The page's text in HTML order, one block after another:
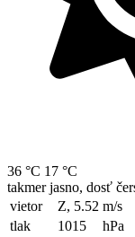
36 °C 17 °C
takmer jasno, dosť
vietor
Z, 5.52 m/s
tlak
1015
hPa